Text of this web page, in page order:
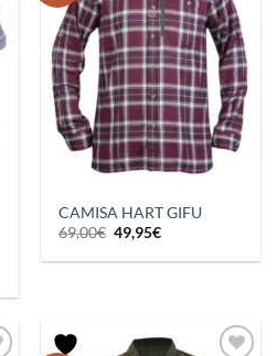
CAMISA HART GIFU
69,00€ El
precio
original
49,95€El
actual